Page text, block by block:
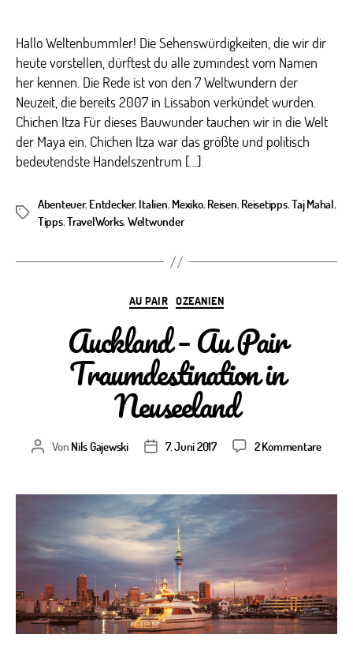
Hallo Weltenbummler! Die Sehenswürdigkeiten, die wir dir
heute vorstellen, dürftest du alle zumindest vom Namen
her kennen. Die Rede ist von den 7 Weltwundern der
Neuzeit, die bereits 2007 in Lissabon verkündet wurden.
Chichen Itza Für dieses Bauwunder tauchen wir in die Welt
der Maya ein. Chichen Itza war das größte und politisch
bedeutendste Handelszentrum […]
Schlagwörter
Abenteuer, Entdecker, Italien, Mexiko, Reisen, Reisetipps,Taj Mahal,
Tipps,TravelWorks, Weltwunder
Kategorien
AU PAIR OZEANIEN
Auckland – Au Pair
Traumdestination in
Neuseeland
Beitragsautor
Von Nils Gajewski Veröffentlichungsdatum
7. Juni 2017 2 Kommentarezu
Au